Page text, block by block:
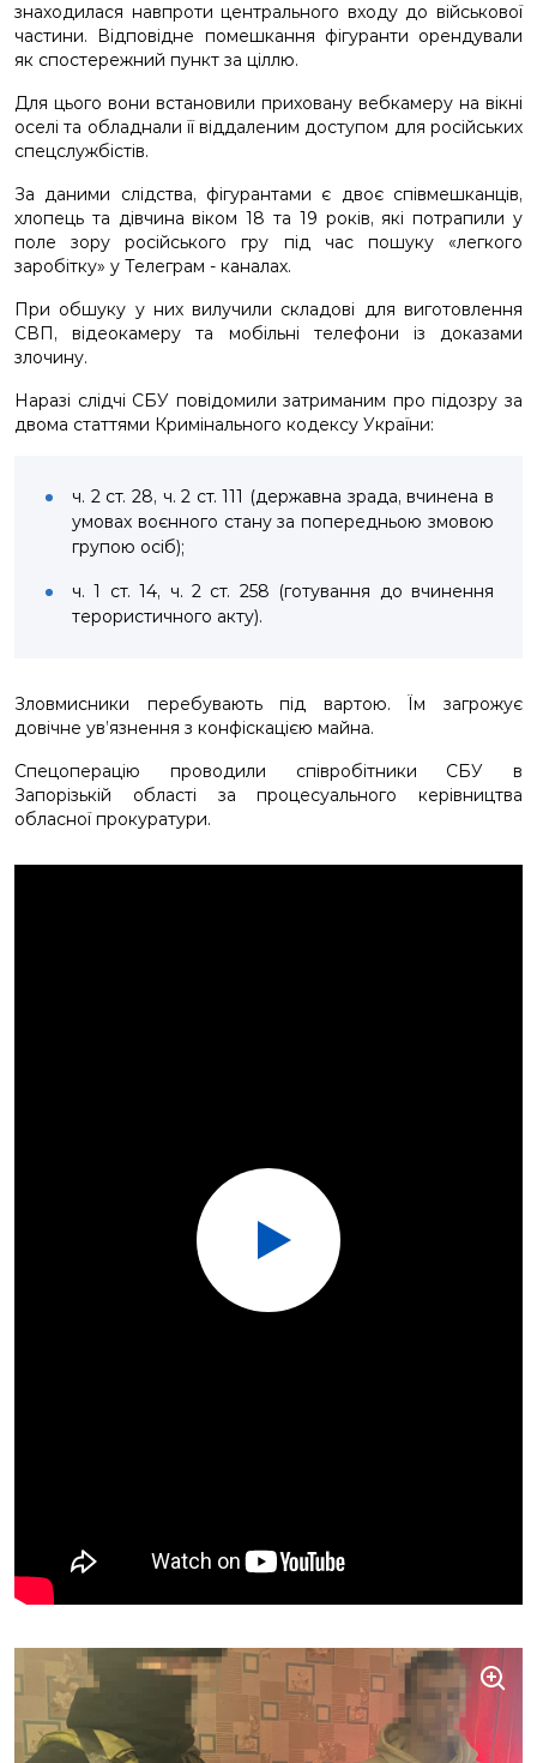
знаходилася навпроти центрального входу до військової
частини. Відповідне помешкання фігуранти орендували
як спостережний пункт за ціллю.
Для цього вони встановили приховану вебкамеру на вікні
оселі та обладнали її віддаленим доступом для російських
спецслужбістів.
За даними слідства, фігурантами є двоє співмешканців,
хлопець та дівчина віком 18 та 19 років, які потрапили у
поле зору російського гру під час пошуку «легкого
заробітку» у Телеграм - каналах.
При обшуку у них вилучили складові для виготовлення
СВП, відеокамеру та мобільні телефони із доказами
злочину.
Наразі слідчі СБУ повідомили затриманим про підозру за
двома статтями Кримінального кодексу України:
ч. 2 ст. 28, ч. 2 ст. 111 (державна зрада, вчинена в
умовах воєнного стану за попередньою змовою
групою осіб);
ч. 1 ст. 14, ч. 2 ст. 258 (готування до вчинення
терористичного акту).
Зловмисники перебувають під вартою. Їм загрожує
довічне ув’язнення з конфіскацією майна.
Спецоперацію проводили співробітники СБУ в
Запорізькій області за процесуального керівництва
обласної прокуратури.